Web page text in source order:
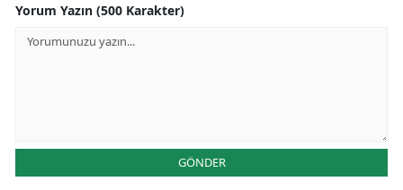
Yorum Yazın (500 Karakter)
GÖNDER